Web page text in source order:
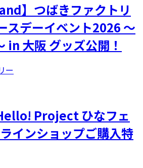
】つばきファクトリ
スデーイベント2026 ～
in 大阪 グッズ公開！
ー
Project ひなフェ
インショップご購入特